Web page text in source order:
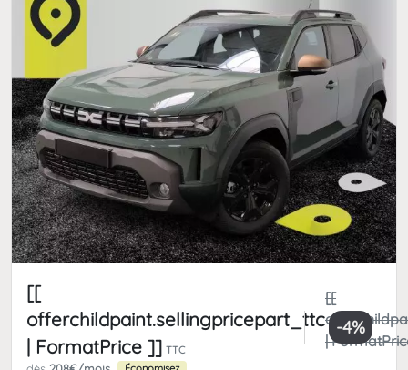
[[
offerchildpaint.sellingpricepart_ttc
| FormatPrice ]] TTC
[[
|
-4%